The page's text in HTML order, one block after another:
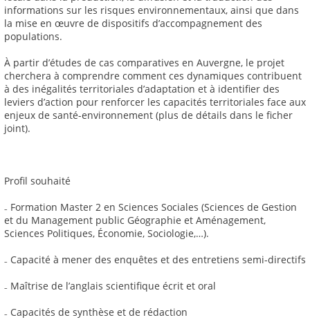
informations sur les risques environnementaux, ainsi que dans
la mise en œuvre de dispositifs d’accompagnement des
populations.
À partir d’études de cas comparatives en Auvergne, le projet
cherchera à comprendre comment ces dynamiques contribuent
à des inégalités territoriales d’adaptation et à identifier des
leviers d’action pour renforcer les capacités territoriales face aux
enjeux de santé-environnement (plus de détails dans le ficher
joint).
Profil souhaité
₋ Formation Master 2 en Sciences Sociales (Sciences de Gestion
et du Management public Géographie et Aménagement,
Sciences Politiques, Économie, Sociologie,…).
₋ Capacité à mener des enquêtes et des entretiens semi-directifs
₋ Maîtrise de l’anglais scientifique écrit et oral
₋ Capacités de synthèse et de rédaction